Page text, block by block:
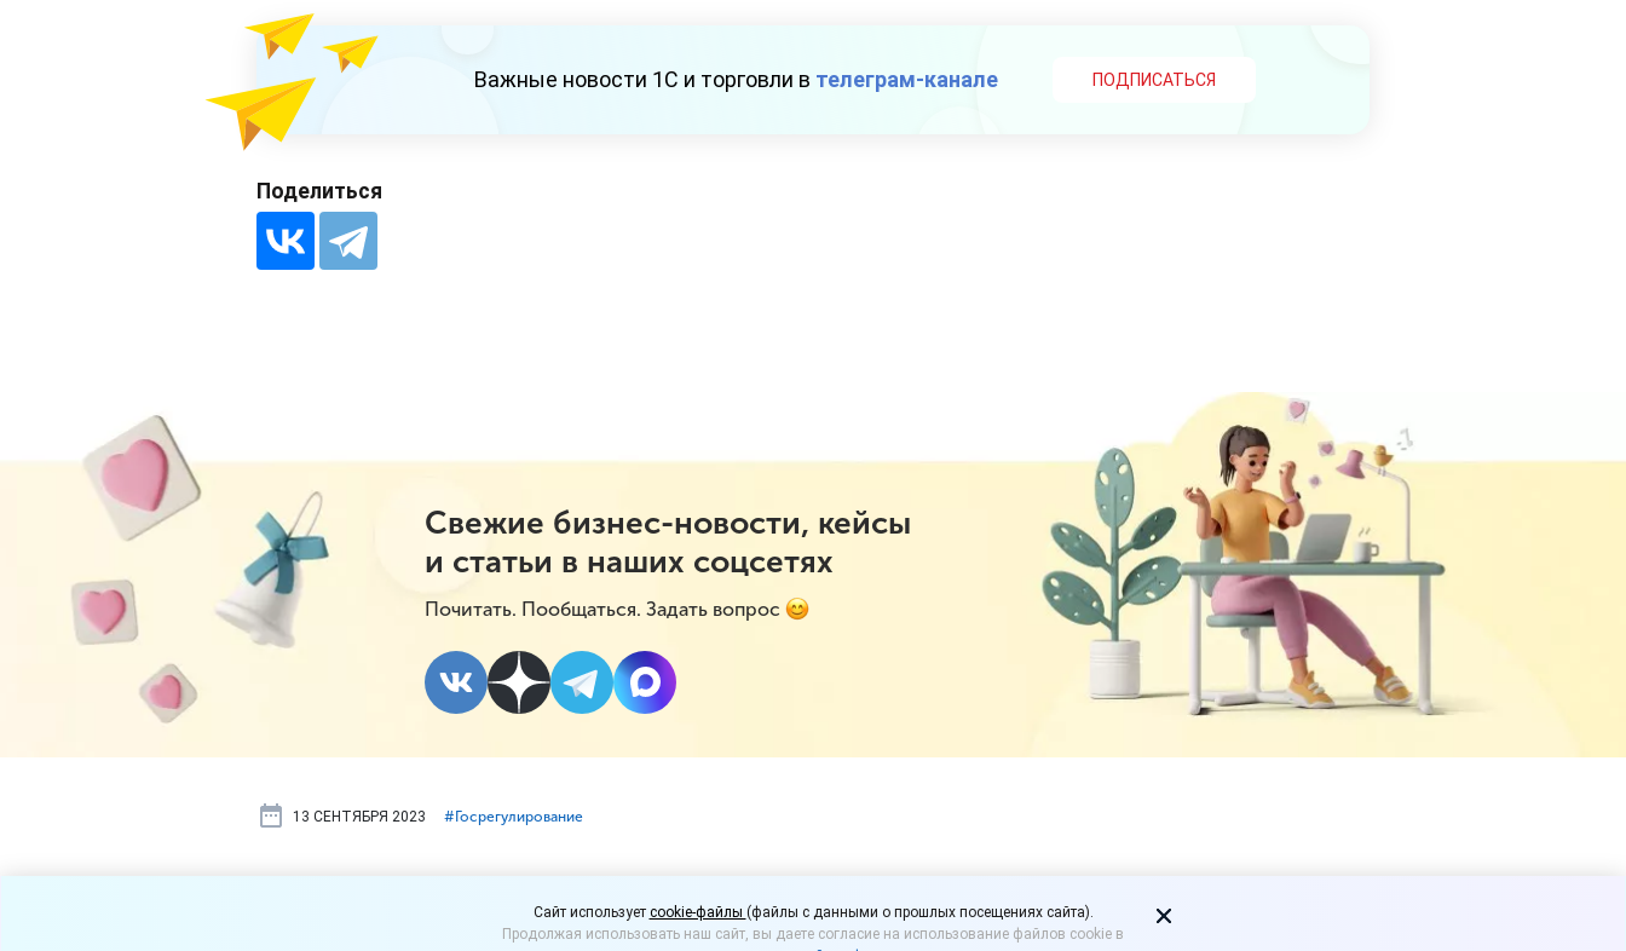
Важные новости 1С и торговли в телеграм-канале ПОДПИСАТЬСЯ
Поделиться
Свежие бизнес-новости, кейсы
и статьи в наших соцсетях
Почитать. Пообщаться. Задать вопрос
13 СЕНТЯБРЯ 2023 #⁣Госрегулирование
Бизнес может быть спокоен: поднимать
Cайт использует cookie-файлы (файлы с данными о прошлых посещениях сайта).
Продолжая использовать наш сайт, вы даете согласие на использование файлов cookie в